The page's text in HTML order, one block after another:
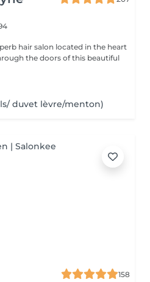
hair salon located in the heart
duvet lèvre/menton)
158